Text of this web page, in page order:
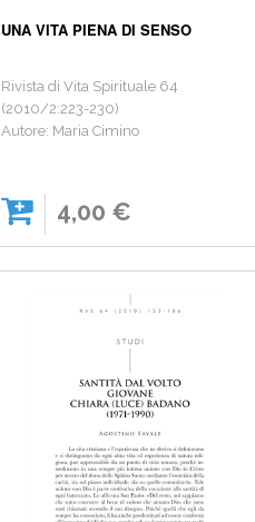
UNA VITA PIENA DI SENSO
Rivista di Vita Spirituale 64
(2010/2:223-230)
Autore: Maria Cimino
4,00 €